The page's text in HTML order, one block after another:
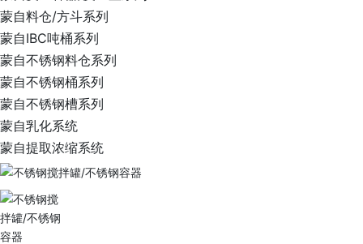
蒙自料仓/方斗系列
蒙自IBC吨桶系列
蒙自不锈钢料仓系列
蒙自不锈钢桶系列
蒙自不锈钢槽系列
蒙自乳化系统
蒙自提取浓缩系统